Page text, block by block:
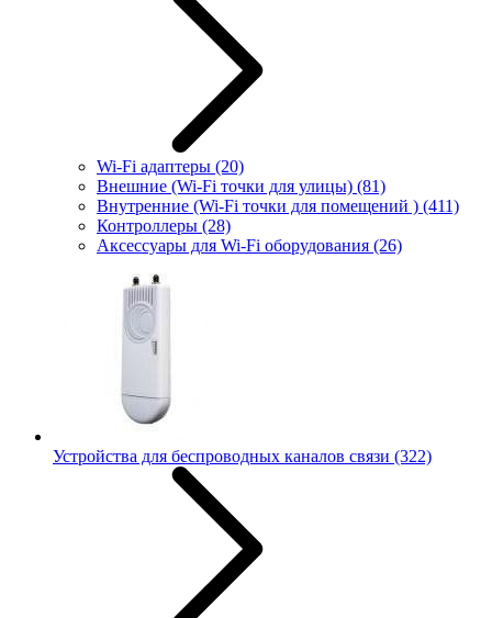
Wi-Fi адаптеры (20)
Внешние (Wi-Fi точки для улицы) (81)
Внутренние (Wi-Fi точки для помещений ) (411)
Контроллеры (28)
Аксессуары для Wi-Fi оборудования (26)
Устройства для беспроводных каналов связи (322)